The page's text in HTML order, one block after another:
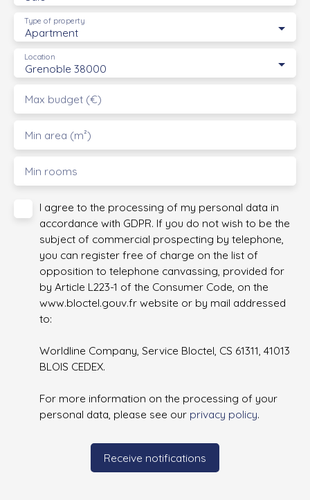
Apartment
Type of property
Grenoble 38000
Location
Max budget (€)
Min area (m²)
Min rooms
I agree to the processing of my personal data in
accordance with GDPR. If you do not wish to be the
subject of commercial prospecting by telephone,
you can register free of charge on the list of
opposition to telephone canvassing, provided for
by Article L223-1 of the Consumer Code, on the
www.bloctel.gouv.fr website or by mail addressed
to:
Worldline Company, Service Bloctel, CS 61311, 41013
BLOIS CEDEX.
For more information on the processing of your
personal data, please see our privacy policy.
Receive notifications